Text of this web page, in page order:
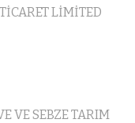
LİMİTED
VE SEBZE TARIM